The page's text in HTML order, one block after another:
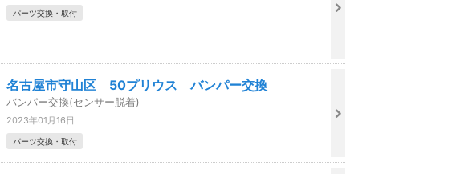
パーツ交換・取付
名古屋市守山区 50プリウス バンパー交換
バンパー交換(センサー脱着)
2023年01月16日
パーツ交換・取付